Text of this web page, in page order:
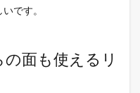
です。
面も使えるリ